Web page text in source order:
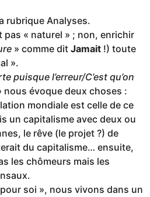
rubrique Analyses.
pas « naturel » ; non, enrichir
» comme dit Jamait !) toute
».
puisque l’erreur/C’est qu’on
nous évoque deux choses :
mondiale est celle de ce
un capitalisme avec deux ou
le rêve (le projet ?) de
du capitalisme… ensuite,
les chômeurs mais les
soi », nous vivons dans un